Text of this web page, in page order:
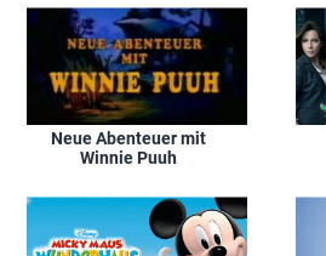
Neue Abenteuer mit
Winnie Puuh